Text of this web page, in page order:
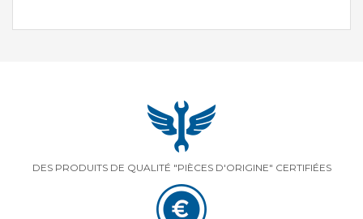
DES PRODUITS DE QUALITÉ "PIÈCES D'ORIGINE" CERTIFIÉES